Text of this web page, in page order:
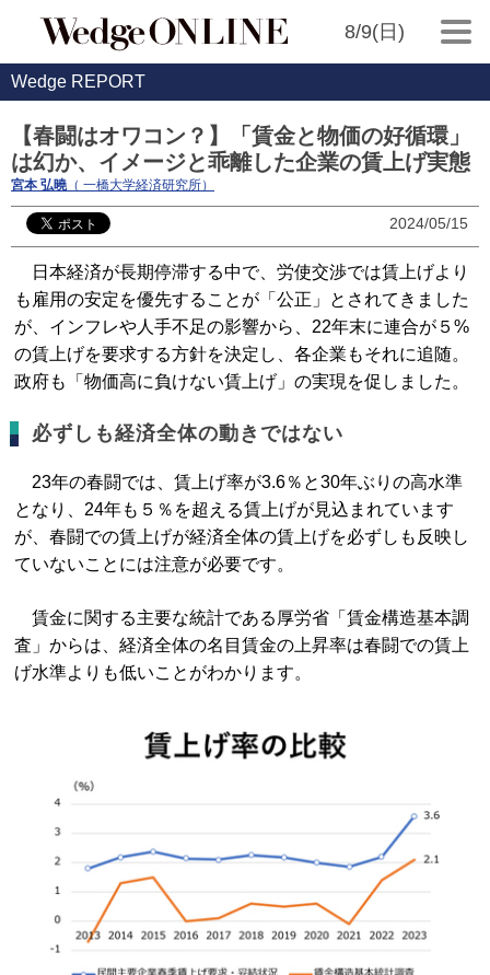
8/9(日)
Wedge REPORT
【春闘はオワコン？】「賃金と物価の好循環」
は幻か、イメージと乖離した企業の賃上げ実態
宮本 弘曉（ 一橋大学経済研究所）
2024/05/15
日本経済が長期停滞する中で、労使交渉では賃上げより
も雇用の安定を優先することが「公正」とされてきました
が、インフレや人手不足の影響から、22年末に連合が５%
の賃上げを要求する方針を決定し、各企業もそれに追随。
政府も「物価高に負けない賃上げ」の実現を促しました。
必ずしも経済全体の動きではない
23年の春闘では、賃上げ率が3.6％と30年ぶりの高水準
となり、24年も５％を超える賃上げが見込まれています
が、春闘での賃上げが経済全体の賃上げを必ずしも反映し
ていないことには注意が必要です。
賃金に関する主要な統計である厚労省「賃金構造基本調
査」からは、経済全体の名目賃金の上昇率は春闘での賃上
げ水準よりも低いことがわかります。